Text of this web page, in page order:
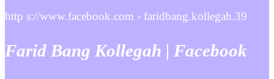
http s://www.facebook.com › faridbang.kollegah.39
Farid Bang Kollegah | Facebook